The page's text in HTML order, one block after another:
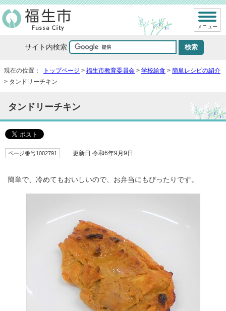
サイト内検索
メニュー
現在の位置： トップページ > 福生市教育委員会 > 学校給食 > 簡単レシピの紹介
> タンドリーチキン
タンドリーチキン
ページ番号1002791 更新日 令和6年9月9日
簡単で、冷めてもおいしいので、お弁当にもぴったりです。